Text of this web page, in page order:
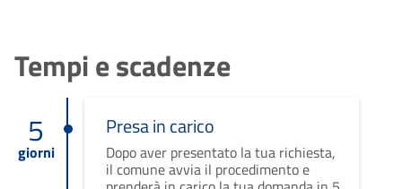
Tempi e scadenze
5
giorni
Presa in carico
Dopo aver presentato la tua richiesta,
il comune avvia il procedimento e